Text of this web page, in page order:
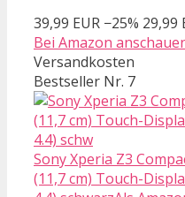
39,99 EUR −25% 29,99
Bei Amazon
Versandkosten
Bestseller Nr. 7
Sony Xperia Z3
(11,7 cm) Touch-